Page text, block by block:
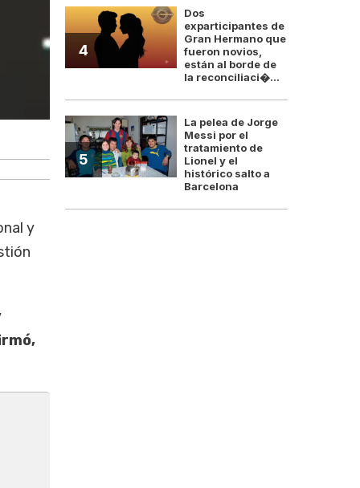
Horacio Rodríguez Larreta
y
4
Dos
exparticipantes de
Gran Hermano que
fueron novios,
están al borde de
la reconciliaci�...
5
La pelea de Jorge
Messi por el
tratamiento de
Lionel y el
histórico salto a
Barcelona